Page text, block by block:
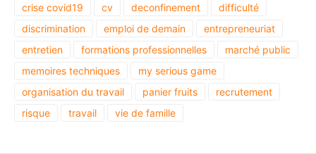
crise covid19
cv deconfinement
difficulté
discrimination
emploi de demain
entrepreneuriat
entretien
formations professionnelles
marché public
memoires techniques
my serious game
organisation du travail
panier fruits
recrutement
risque
travail vie de famille